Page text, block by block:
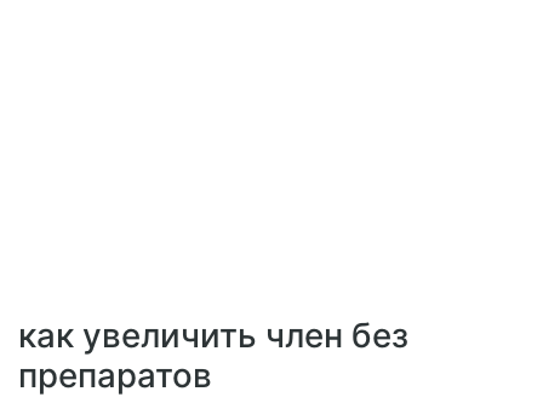
как увеличить член без
препаратов